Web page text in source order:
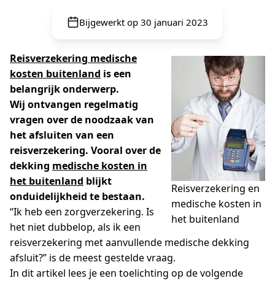
Bijgewerkt op 30 januari 2023
Reisverzekering en
medische kosten in
het buitenland
Reisverzekering medische
kosten buitenland is een
belangrijk onderwerp.
Wij ontvangen regelmatig
vragen over de noodzaak van
het afsluiten van een
reisverzekering. Vooral over de
dekking medische kosten in
het buitenland blijkt
onduidelijkheid te bestaan.
“Ik heb een zorgverzekering. Is
het niet dubbelop, als ik een
reisverzekering met aanvullende medische dekking
afsluit?” is de meest gestelde vraag.
In dit artikel lees je een toelichting op de volgende